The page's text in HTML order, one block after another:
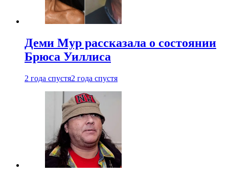
Деми Мур рассказала о состоянии
Брюса Уиллиса
2 года спустя2 года спустя